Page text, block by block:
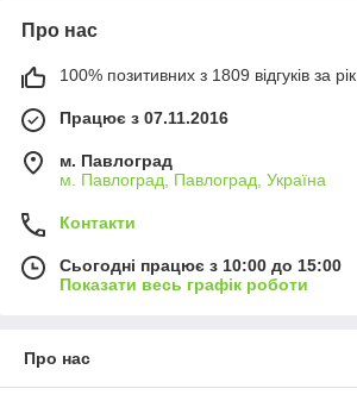
Про нас
100% позитивних з 1809 відгуків за рік
Працює з 07.11.2016
м. Павлоград
м. Павлоград, Павлоград, Україна
Контакти
Сьогодні працює з 10:00 до 15:00
Показати весь графік роботи
Про нас